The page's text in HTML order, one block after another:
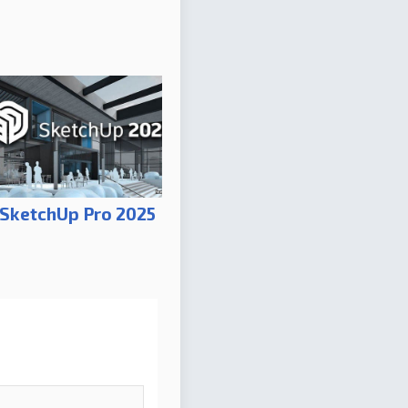
SketchUp Pro 2025